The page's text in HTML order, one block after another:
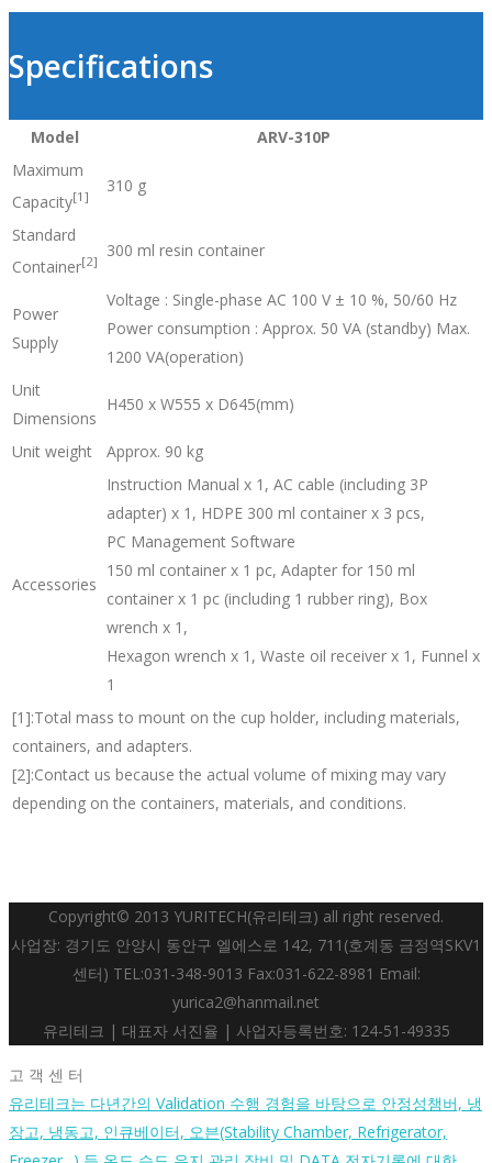
Specifications
Model
ARV-310P
Maximum
Capacity[1]
310 g
Standard
Container[2]
300 ml resin container
Power
Supply
Voltage : Single-phase AC 100 V ± 10 %, 50/60 Hz
Power consumption : Approx. 50 VA (standby) Max.
1200 VA(operation)
Unit
Dimensions
H450 x W555 x D645(mm)
Unit weight Approx. 90 kg
Accessories
Instruction Manual x 1, AC cable (including 3P
adapter) x 1, HDPE 300 ml container x 3 pcs,
PC Management Software
150 ml container x 1 pc, Adapter for 150 ml
container x 1 pc (including 1 rubber ring), Box
wrench x 1,
Hexagon wrench x 1, Waste oil receiver x 1, Funnel x
1
[1]:Total mass to mount on the cup holder, including materials,
containers, and adapters.
[2]:Contact us because the actual volume of mixing may vary
depending on the containers, materials, and conditions.
Copyright© 2013 YURITECH(유리테크) all right reserved.
사업장: 경기도 안양시 동안구 엘에스로 142, 711(호계동 금정역SKV1
센터) TEL:031-348-9013 Fax:031-622-8981 Email:
yurica2@hanmail.net
유리테크 | 대표자 서진율 | 사업자등록번호: 124-51-49335
고 객 센 터
유리테크는 다년간의 Validation 수행 경험을 바탕으로 안정성챔버, 냉
장고, 냉동고, 인큐베이터, 오븐(Stability Chamber, Refrigerator,